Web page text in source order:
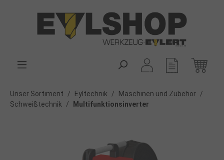
Unser Sortiment / Eyltechnik / Maschinen und Zubehör
/
Schweißtechnik
/ Multifunktionsinverter